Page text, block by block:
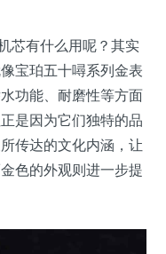
芯有什么用呢？其实
宝珀五十噚系列金表
功能、耐磨性等方面
是因为它们独特的品
传达的文化内涵，让
色的外观则进一步提